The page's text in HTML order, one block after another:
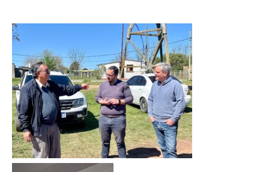
r
o
d
u
c
t
o
r
d
e